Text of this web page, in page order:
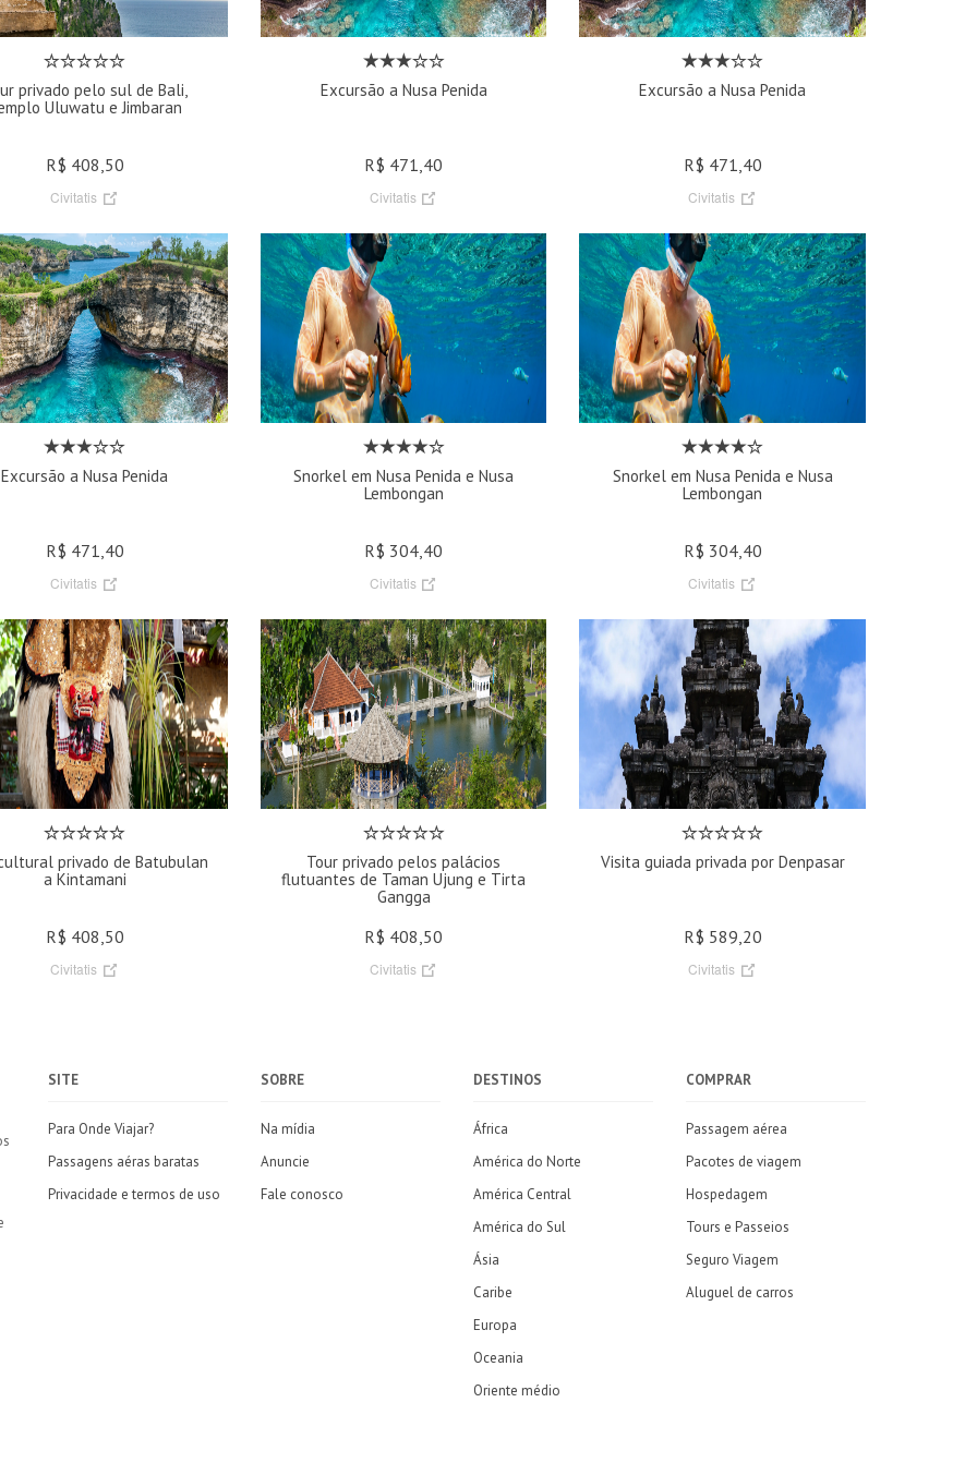
privado pelo sul de Bali,
Uluwatu e Jimbaran
R$ 408,50
Civitatis
Excursão a Nusa Penida
R$ 471,40
Civitatis
Excursão a Nusa Penida
R$ 471,40
Civitatis
Excursão a Nusa Penida
R$ 471,40
Civitatis
Snorkel em Nusa Penida e Nusa
Lembongan
R$ 304,40
Civitatis
Snorkel em Nusa Penida e Nusa
Lembongan
R$ 304,40
Civitatis
privado de Batubulan
a Kintamani
R$ 408,50
Civitatis
Tour privado pelos palácios
flutuantes de Taman Ujung e Tirta
Gangga
R$ 408,50
Civitatis
Visita guiada privada por Denpasar
R$ 589,20
Civitatis
SITE
Para Onde Viajar?
Passagens aéras baratas
Privacidade e termos de uso
SOBRE
Na mídia
Anuncie
Fale conosco
DESTINOS
África
América do Norte
América Central
América do Sul
Ásia
Caribe
Europa
Oceania
Oriente médio
COMPRAR
Passagem aérea
Pacotes de viagem
Hospedagem
Tours e Passeios
Seguro Viagem
Aluguel de carros